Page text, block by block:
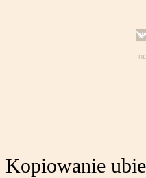
Kopiowanie